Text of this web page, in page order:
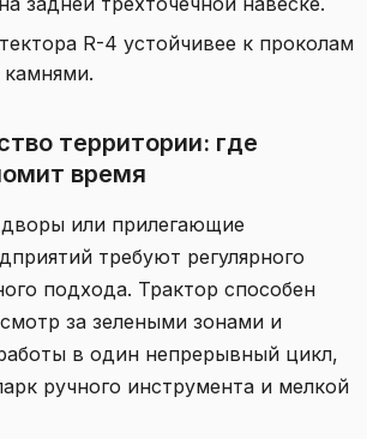
R-4 устойчивее к проколам
территории: где
время
или прилегающие
требуют регулярного
подхода. Трактор способен
за зелеными зонами и
в один непрерывный цикл,
ручного инструмента и мелкой